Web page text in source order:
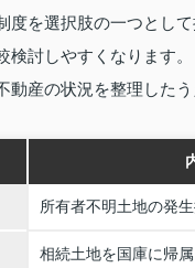
度を選択肢の一つとし
検討しやすくなります。
動産の状況を整理した
所有者不明土地の発生
相続土地を国庫に帰属